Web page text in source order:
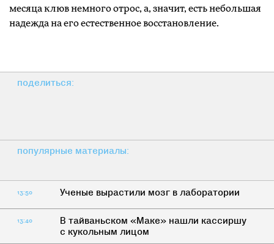
месяца клюв немного отрос, а, значит, есть небольшая
надежда на его естественное восстановление.
поделиться:
популярные материалы:
13:50 Ученые вырастили мозг в лаборатории
13:40
В тайваньском «Маке» нашли кассиршу
с кукольным лицом